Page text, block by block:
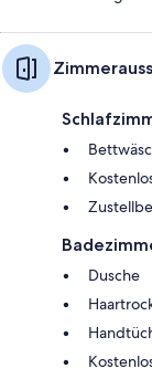
Dusche